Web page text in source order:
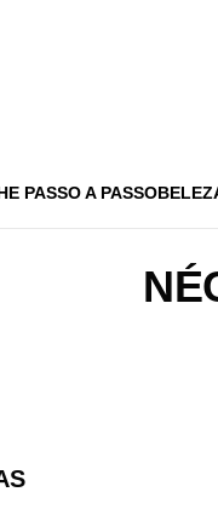
PASSO A PASSO